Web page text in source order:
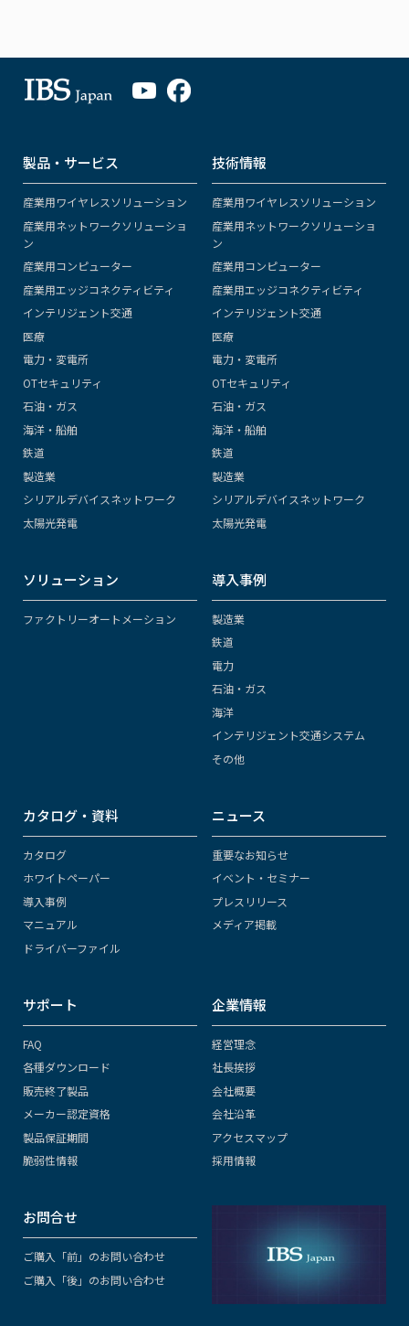
製品・サービス
産業用ワイヤレスソリューション
産業用ネットワークソリューショ
ン
産業用コンピューター
産業用エッジコネクティビティ
インテリジェント交通
医療
電力・変電所
OTセキュリティ
石油・ガス
海洋・船舶
鉄道
製造業
シリアルデバイスネットワーク
太陽光発電
技術情報
産業用ワイヤレスソリューション
産業用ネットワークソリューショ
ン
産業用コンピューター
産業用エッジコネクティビティ
インテリジェント交通
医療
電力・変電所
OTセキュリティ
石油・ガス
海洋・船舶
鉄道
製造業
シリアルデバイスネットワーク
太陽光発電
ソリューション
ファクトリーオートメーション
導入事例
製造業
鉄道
電力
石油・ガス
海洋
インテリジェント交通システム
その他
カタログ・資料
カタログ
ホワイトペーパー
導入事例
マニュアル
ドライバーファイル
ニュース
重要なお知らせ
イベント・セミナー
プレスリリース
メディア掲載
サポート
FAQ
各種ダウンロード
販売終了製品
メーカー認定資格
製品保証期間
脆弱性情報
企業情報
経営理念
社長挨拶
会社概要
会社沿革
アクセスマップ
採用情報
お問合せ
ご購入「前」のお問い合わせ
ご購入「後」のお問い合わせ